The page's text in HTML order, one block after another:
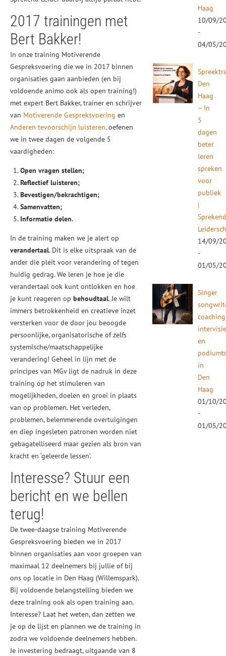
2017 trainingen met
Bert Bakker!
In onze training Motiverende
Gespreksvoering die we in 2017 binnen
organisaties gaan aanbieden (en bij
voldoende animo ook als open training!)
met expert Bert Bakker, trainer en schrijver
van Motiverende Gespreksvoering en
Anderen tevoorschijn luisteren,oefenen
we in twee dagen de volgende 5
vaardigheden:
Open vragen stellen;
Reflectief luisteren;
Bevestigen/bekrachtigen;
Samenvatten;
Informatie delen.
In de training maken we je alert op
verandertaal. Dit is elke uitspraak van de
ander die pleit voor verandering of tegen
huidig gedrag. We leren je hoe je die
verandertaal ook kunt ontlokken en hoe
je kunt reageren op behoudtaal. Je wilt
immers betrokkenheid en creatieve inzet
versterken voor de door jou beoogde
persoonlijke, organisatorische of zelfs
systemische/maatschappelijke
verandering! Geheel in lijn met de
principes van MGv ligt de nadruk in deze
training op het stimuleren van
mogelijkheden, doelen en groei in plaats
van op problemen. Het verleden,
problemen, belemmerende overtuigingen
en diep ingesleten patronen worden niet
gebagatelliseerd maar gezien als bron van
kracht en ‘geleerde lessen’.
Interesse? Stuur een
bericht en we bellen
terug!
De twee-daagse training Motiverende
Gespreksvoering bieden we in 2017
binnen organisaties aan voor groepen van
maximaal 12 deelnemers bij jullie of bij
ons op locatie in Den Haag (Willemspark).
Bij voldoende belangstelling bieden we
deze training ook als open training aan.
Interesse? Laat het weten, dan zetten we
je op de lijst en plannen we de training in
zodra we voldoende deelnemers hebben.
Je investering bedraagt, uitgaande van 8
Haag
10/09/
-
04/05/
Den
Haag
– In
5
dagen
beter
leren
spreken
voor
publiek
|
14/09/
-
01/05/
Singer
en
in
Den
Haag
01/10/
-
01/05/